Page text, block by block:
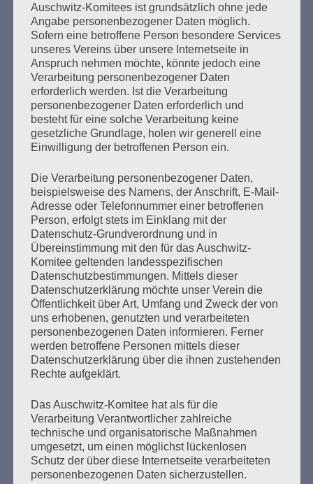
Ein Buch zum 100. Geburtstag von Esther Bejarano. Hrsg.
vom Auschwitz-Komitee in der Bundesrepublik
Deutschland e. V., Zusammengestellt von Helga Obens
und Susanne Kondoch-Klockow, mit einem Beitrag von
Detlef Garbe
mehr ...
Seitennummerierung
der
Beiträge
Zurück 4 Weiter
Ihr habt keine Schuld an dieser Zeit. Aber ihr macht
euch schuldig, wenn ihr nichts über diese Zeit
wissen wollt. Ihr müsst alles wissen, was damals
geschah. Und warum es geschah.
Esther Bejarano
Auschwitz-Komitees ist grundsätzlich ohne jede
Angabe personenbezogener Daten möglich.
Sofern eine betroffene Person besondere Services
unseres Vereins über unsere Internetseite in
Anspruch nehmen möchte, könnte jedoch eine
Verarbeitung personenbezogener Daten
erforderlich werden. Ist die Verarbeitung
personenbezogener Daten erforderlich und
besteht für eine solche Verarbeitung keine
gesetzliche Grundlage, holen wir generell eine
Einwilligung der betroffenen Person ein.
Die Verarbeitung personenbezogener Daten,
beispielsweise des Namens, der Anschrift, E-Mail-
Adresse oder Telefonnummer einer betroffenen
Person, erfolgt stets im Einklang mit der
Datenschutz-Grundverordnung und in
Übereinstimmung mit den für das Auschwitz-
Komitee geltenden landesspezifischen
Datenschutzbestimmungen. Mittels dieser
Datenschutzerklärung möchte unser Verein die
Öffentlichkeit über Art, Umfang und Zweck der von
uns erhobenen, genutzten und verarbeiteten
personenbezogenen Daten informieren. Ferner
werden betroffene Personen mittels dieser
Datenschutzerklärung über die ihnen zustehenden
Rechte aufgeklärt.
Das Auschwitz-Komitee hat als für die
Verarbeitung Verantwortlicher zahlreiche
technische und organisatorische Maßnahmen
umgesetzt, um einen möglichst lückenlosen
Schutz der über diese Internetseite verarbeiteten
personenbezogenen Daten sicherzustellen.